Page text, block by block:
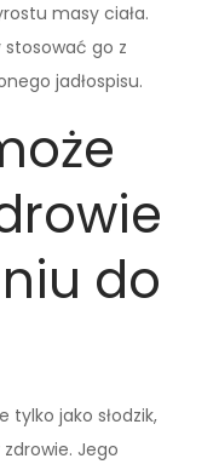
masy ciała.
go z
jadłospisu.
do
tylko jako słodzik,
Jego